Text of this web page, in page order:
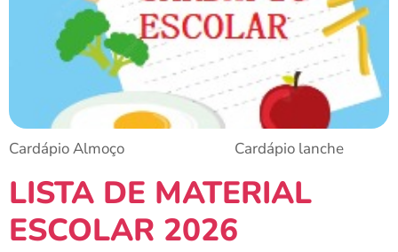
Cardápio Almoço Cardápio lanche
LISTA DE MATERIAL
ESCOLAR 2026